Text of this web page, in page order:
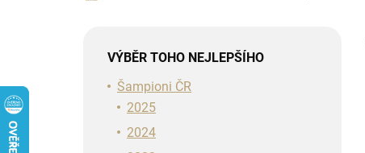
VÝBĚR TOHO NEJLEPŠÍHO
Šampioni ČR
2025
2024